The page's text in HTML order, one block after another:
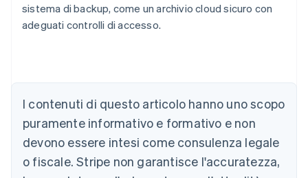
sistema di backup, come un archivio cloud sicuro con
adeguati controlli di accesso.
I contenuti di questo articolo hanno uno scopo
puramente informativo e formativo e non
devono essere intesi come consulenza legale
o fiscale. Stripe non garantisce l'accuratezza,
Austria
Belgio
Nederlands FrançaisDeutschEnglish
Brasile
Português English
Bulgaria